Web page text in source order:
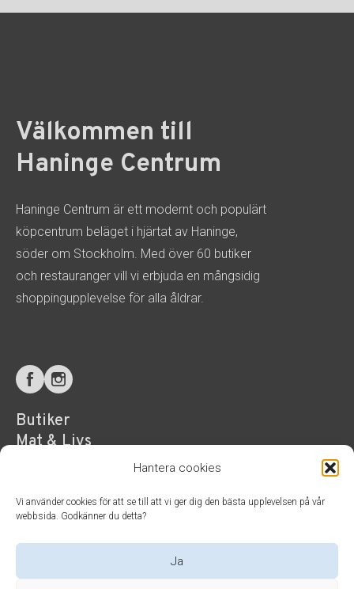
Hantera cookies
Vi använder cookies för att se till att vi ger dig den bästa upplevelsen på vår
webbsida. Godkänner du detta?
Ja
Välkommen till
Haninge Centrum
Haninge Centrum är ett modernt och populärt
köpcentrum beläget i hjärtat av Haninge,
söder om Stockholm. Med över 60 butiker
och restauranger vill vi erbjuda en mångsidig
shoppingupplevelse för alla åldrar.
Butiker
Mat & Livs
Besöksinformation
Parkering & hitta hit